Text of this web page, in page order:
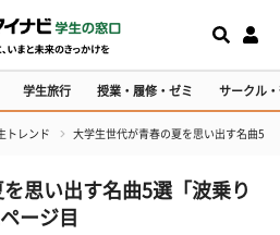
学生旅行 授業・履修・ゼミ サークル
トレンド 大学生世代が青春の夏を思い出す名曲5
思い出す名曲5選「波乗り
ージ目